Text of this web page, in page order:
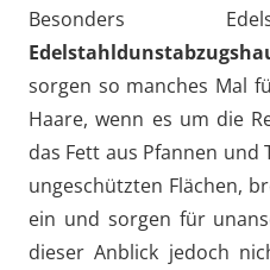
Besonders
sorgen so manches Mal
Haare, wenn es um die
das Fett aus Pfannen
ungeschützten Flächen,
ein und sorgen für
dieser Anblick jedoch